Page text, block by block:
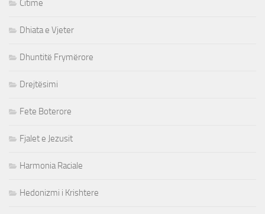
Citime
Dhiata e Vjeter
Dhuntitë Frymërore
Drejtësimi
Fete Boterore
Fjalet e Jezusit
Harmonia Raciale
Hedonizmi i Krishtere